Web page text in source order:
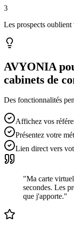
3
Les prospects oublient
AVYONIA
cabinets de
Des fonctionnalités
Affichez vos
Présentez votre
Lien direct vers
"Ma carte
secondes. Les
que j'apporte."